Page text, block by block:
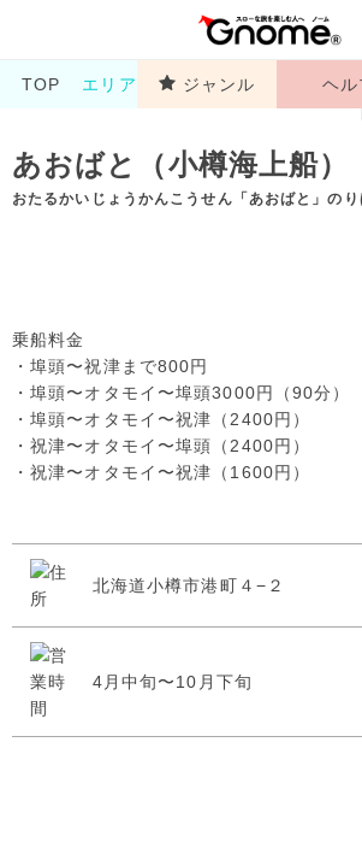
TOP エリア ジャンル ヘル
あおばと（小樽海上船）
おたるかいじょうかんこうせん「あおばと」のり
乗船料金
・埠頭〜祝津まで800円
・埠頭〜オタモイ〜埠頭3000円（90分）
・埠頭〜オタモイ〜祝津（2400円）
・祝津〜オタモイ〜埠頭（2400円）
・祝津〜オタモイ〜祝津（1600円）
北海道小樽市港町４−２
4月中旬〜10月下旬